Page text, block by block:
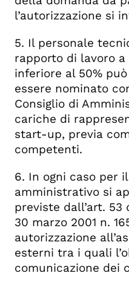
l’autorizzazione si
5. Il personale
rapporto di lavoro
inferiore al 50%
essere nominato
Consiglio di
cariche di
start-up, previa
competenti.
6. In ogni caso per
amministrativo si
previste dall’art.
30 marzo 2001 n.
autorizzazione
esterni tra i quali
comunicazione dei